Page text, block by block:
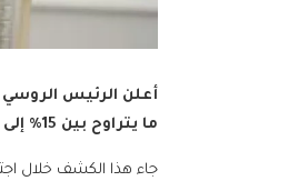
أعلن الرئيس الروسي
ما يتراوح بين 15% إلى 17% فقط من أراضي جمهورية دونيتسك الشعبية.
جاء هذا الكشف خلال